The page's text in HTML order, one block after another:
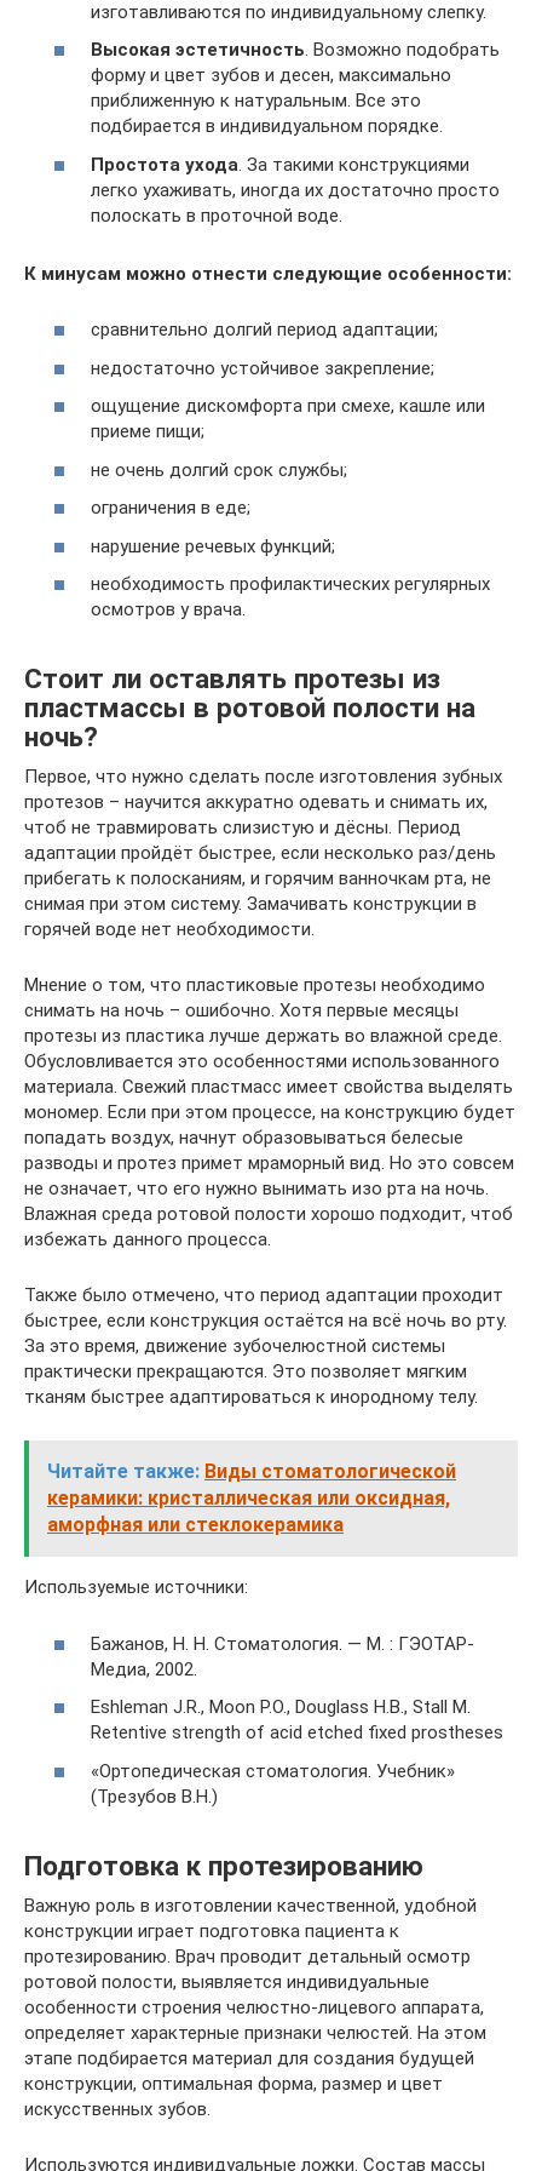
изготавливаются по индивидуальному слепку.
Высокая эстетичность. Возможно подобрать
форму и цвет зубов и десен, максимально
приближенную к натуральным. Все это
подбирается в индивидуальном порядке.
Простота ухода. За такими конструкциями
легко ухаживать, иногда их достаточно просто
полоскать в проточной воде.
К минусам можно отнести следующие особенности:
сравнительно долгий период адаптации;
недостаточно устойчивое закрепление;
ощущение дискомфорта при смехе, кашле или
приеме пищи;
не очень долгий срок службы;
ограничения в еде;
нарушение речевых функций;
необходимость профилактических регулярных
осмотров у врача.
Стоит ли оставлять протезы из
пластмассы в ротовой полости на
ночь?
Первое, что нужно сделать после изготовления зубных
протезов – научится аккуратно одевать и снимать их,
чтоб не травмировать слизистую и дёсны. Период
адаптации пройдёт быстрее, если несколько раз/день
прибегать к полосканиям, и горячим ванночкам рта, не
снимая при этом систему. Замачивать конструкции в
горячей воде нет необходимости.
Мнение о том, что пластиковые протезы необходимо
снимать на ночь – ошибочно. Хотя первые месяцы
протезы из пластика лучше держать во влажной среде.
Обусловливается это особенностями использованного
материала. Свежий пластмасс имеет свойства выделять
мономер. Если при этом процессе, на конструкцию будет
попадать воздух, начнут образовываться белесые
разводы и протез примет мраморный вид. Но это совсем
не означает, что его нужно вынимать изо рта на ночь.
Влажная среда ротовой полости хорошо подходит, чтоб
избежать данного процесса.
Также было отмечено, что период адаптации проходит
быстрее, если конструкция остаётся на всё ночь во рту.
За это время, движение зубочелюстной системы
практически прекращаются. Это позволяет мягким
тканям быстрее адаптироваться к инородному телу.
Читайте также: Виды стоматологической
керамики: кристаллическая или оксидная,
аморфная или стеклокерамика
Используемые источники:
Бажанов, Н. Н. Стоматология. — М. : ГЭОТАР-
Медиа, 2002.
Eshleman J.R., Moon P.O., Douglass H.B., Stall M.
Retentive strength of acid etched fixed prostheses
«Ортопедическая стоматология. Учебник»
(Трезубов В.Н.)
Подготовка к протезированию
Важную роль в изготовлении качественной, удобной
конструкции играет подготовка пациента к
протезированию. Врач проводит детальный осмотр
ротовой полости, выявляется индивидуальные
особенности строения челюстно-лицевого аппарата,
определяет характерные признаки челюстей. На этом
этапе подбирается материал для создания будущей
конструкции, оптимальная форма, размер и цвет
искусственных зубов.
Используются индивидуальные ложки. Состав массы